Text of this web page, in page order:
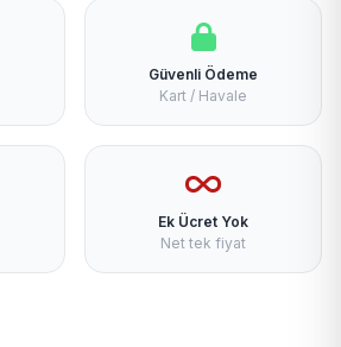
Güvenli Ödeme
Kart / Havale
Ek Ücret Yok
Net tek fiyat